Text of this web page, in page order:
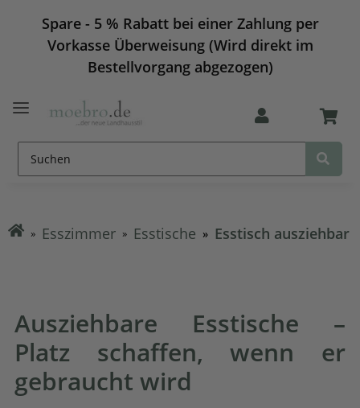
Spare - 5 % Rabatt bei einer Zahlung per
Vorkasse Überweisung (Wird direkt im
Bestellvorgang abgezogen)
Esszimmer Esstische Esstisch ausziehbar
Ausziehbare Esstische –
Platz schaffen, wenn er
gebraucht wird